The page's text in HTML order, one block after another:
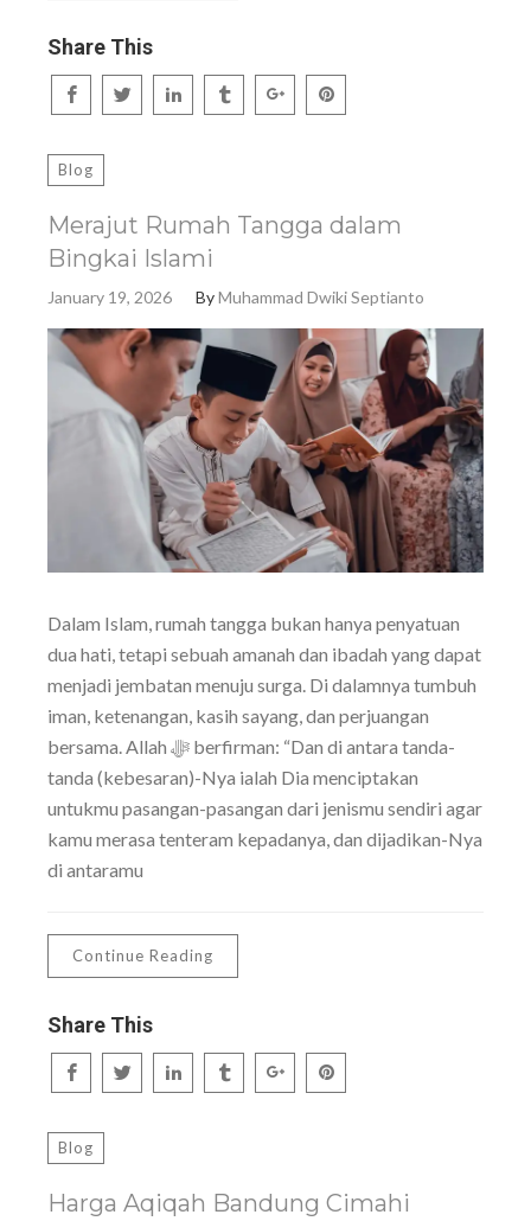
Share This
Blog
Merajut Rumah Tangga dalam
Bingkai Islami
January 19, 2026 ByMuhammad Dwiki Septianto
Dalam Islam, rumah tangga bukan hanya penyatuan
dua hati, tetapi sebuah amanah dan ibadah yang dapat
menjadi jembatan menuju surga. Di dalamnya tumbuh
iman, ketenangan, kasih sayang, dan perjuangan
bersama. Allah ﷻ berfirman: “Dan di antara tanda-
tanda (kebesaran)-Nya ialah Dia menciptakan
untukmu pasangan-pasangan dari jenismu sendiri agar
kamu merasa tenteram kepadanya, dan dijadikan-Nya
di antaramu
Continue Reading
Share This
Blog
Harga Aqiqah Bandung Cimahi